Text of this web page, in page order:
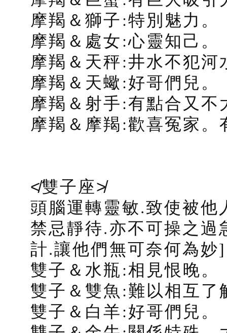
摩羯＆獅子:特別魅力。
摩羯＆處女:心靈知己。
摩羯＆天秤:井水不犯河
摩羯＆天蠍:好哥們兒。
摩羯＆射手:有點合又不
摩羯＆摩羯:歡喜冤家。
≮雙子座≯
頭腦運轉靈敏.致使被
禁忌靜待.亦不可操之
計.讓他們無可奈何為妙]
雙子＆水瓶:相見恨晚。
雙子＆雙魚:難以相互了
雙子＆白羊:好哥們兒。